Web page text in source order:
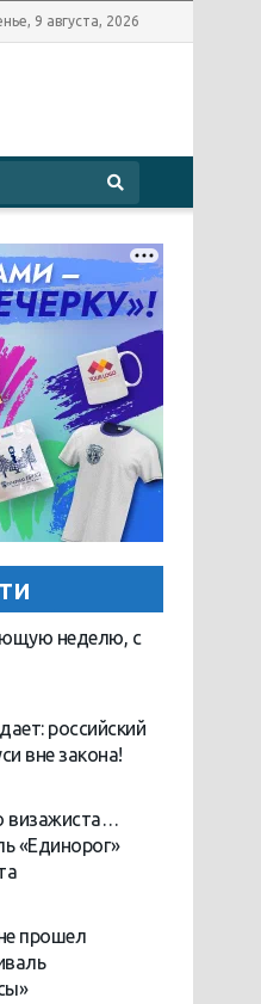
9 августа, 2026
неделю, с
российский
вне закона!
визажиста…
«Единорог»
прошел